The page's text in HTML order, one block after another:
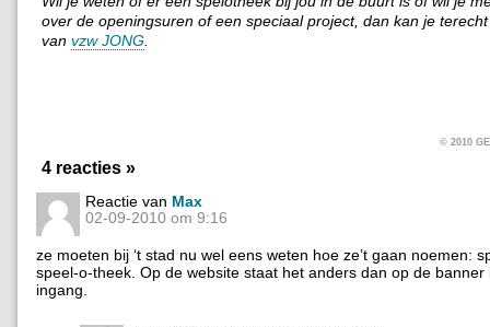
over de openingsuren of een speciaal project, dan kan je
van vzw JONG.
© 2010
4 reacties »
Reactie van Max
02-09-2010 om 9:16
ze moeten bij ‘t stad nu wel eens weten hoe ze’t gaan noemen:
speel-o-theek. Op de website staat het anders dan op de banner
ingang.